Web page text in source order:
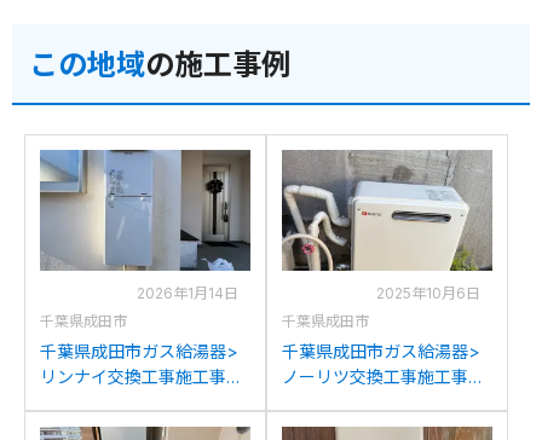
この地域の施工事例
2026年1月14日
千葉県成田市
千葉県成田市ガス給湯器>
リンナイ交換工事施工事
V2405SAWからリンナイ
2025年10月6日
千葉県成田市
千葉県成田市ガス給湯器>
ノーリツ交換工事施工事
からノーリツGQ-2037RX